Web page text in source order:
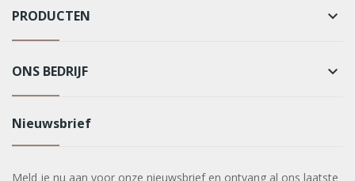
PRODUCTEN keyboard_arrow_down
ONS BEDRIJF keyboard_arrow_down
Nieuwsbrief
Meld je nu aan voor onze nieuwsbrief en ontvang al ons laatste